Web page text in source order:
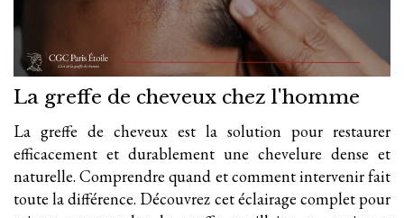
La greffe de cheveux chez l'homme
La greffe de cheveux est la solution pour restaurer
efficacement et durablement une chevelure dense et
naturelle. Comprendre quand et comment intervenir fait
toute la différence. Découvrez cet éclairage complet pour